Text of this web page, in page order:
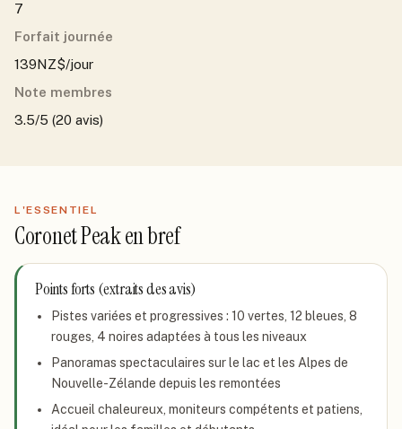
7
Forfait journée
139NZ$/jour
Note membres
3.5/5 (20 avis)
L'ESSENTIEL
Coronet Peaken bref
Points forts (extraits des avis)
Pistes variées et progressives : 10 vertes, 12 bleues, 8
rouges, 4 noires adaptées à tous les niveaux
Panoramas spectaculaires sur le lac et les Alpes de
Nouvelle-Zélande depuis les remontées
Accueil chaleureux, moniteurs compétents et patiens,